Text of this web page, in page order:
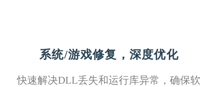
系统/游戏修复，深度优化
快速解决DLL丢失和运行库异常，确保软
Izuku11